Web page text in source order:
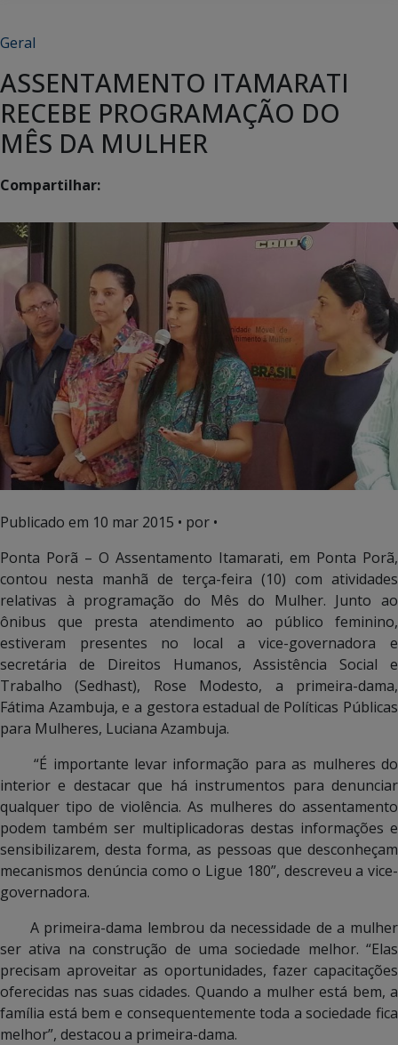
Geral
ASSENTAMENTO ITAMARATI
RECEBE PROGRAMAÇÃO DO
MÊS DA MULHER
Compartilhar:
Publicado em 10 mar 2015 • por •
Ponta Porã – O Assentamento Itamarati, em Ponta Porã,
contou nesta manhã de terça-feira (10) com atividades
relativas à programação do Mês do Mulher. Junto ao
ônibus que presta atendimento ao público feminino,
estiveram presentes no local a vice-governadora e
secretária de Direitos Humanos, Assistência Social e
Trabalho (Sedhast), Rose Modesto, a primeira-dama,
Fátima Azambuja, e a gestora estadual de Políticas Públicas
para Mulheres, Luciana Azambuja.
“É importante levar informação para as mulheres do
interior e destacar que há instrumentos para denunciar
qualquer tipo de violência. As mulheres do assentamento
podem também ser multiplicadoras destas informações e
sensibilizarem, desta forma, as pessoas que desconheçam
mecanismos denúncia como o Ligue 180”, descreveu a vice-
governadora.
A primeira-dama lembrou da necessidade de a mulher
ser ativa na construção de uma sociedade melhor. “Elas
precisam aproveitar as oportunidades, fazer capacitações
oferecidas nas suas cidades. Quando a mulher está bem, a
família está bem e consequentemente toda a sociedade fica
melhor”, destacou a primeira-dama.